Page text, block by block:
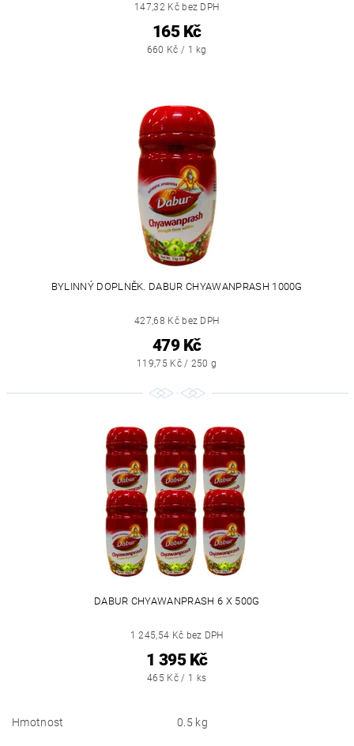
147,32 Kč bez DPH
165 Kč
660 Kč / 1 kg
BYLINNÝ DOPLNĚK. DABUR CHYAWANPRASH 1000G
427,68 Kč bez DPH
479 Kč
119,75 Kč / 250 g
DABUR CHYAWANPRASH 6 X 500G
1 245,54 Kč bez DPH
1 395 Kč
465 Kč / 1 ks
Hmotnost 0.5 kg